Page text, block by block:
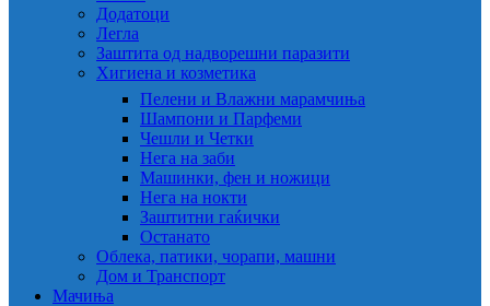
Додатоци
Легла
Заштита од надворешни паразити
Хигиена и козметика
Пелени и Влажни марамчиња
Шампони и Парфеми
Чешли и Четки
Нега на заби
Машинки, фен и ножици
Нега на нокти
Заштитни гаќички
Останато
Облека, патики, чорапи, машни
Дом и Транспорт
Мачиња